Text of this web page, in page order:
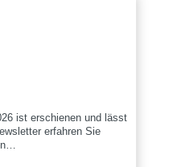
ist erschienen und lässt
erfahren Sie